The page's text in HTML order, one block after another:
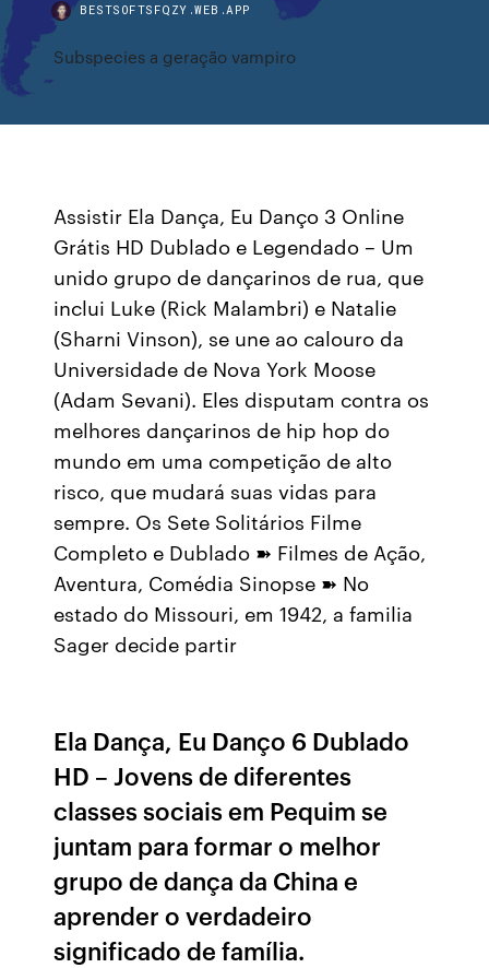
BESTSOFTSFQZY.WEB.APP
Subspecies a geração vampiro
Assistir Ela Dança, Eu Danço 3 Online
Grátis HD Dublado e Legendado – Um
unido grupo de dançarinos de rua, que
inclui Luke (Rick Malambri) e Natalie
(Sharni Vinson), se une ao calouro da
Universidade de Nova York Moose
(Adam Sevani). Eles disputam contra os
melhores dançarinos de hip hop do
mundo em uma competição de alto
risco, que mudará suas vidas para
sempre. Os Sete Solitários Filme
Completo e Dublado ➽ Filmes de Ação,
Aventura, Comédia Sinopse ➽ No
estado do Missouri, em 1942, a familia
Sager decide partir
Ela Dança, Eu Danço 6 Dublado
HD – Jovens de diferentes
classes sociais em Pequim se
juntam para formar o melhor
grupo de dança da China e
aprender o verdadeiro
significado de família.